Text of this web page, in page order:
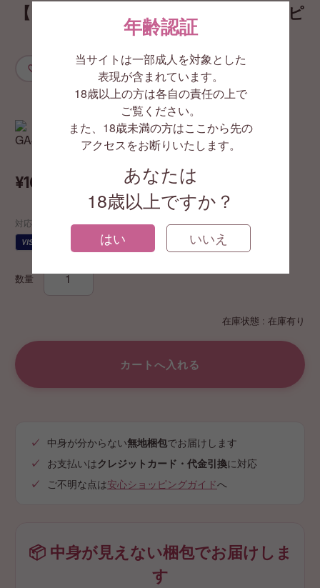
年齢認証
当サイトは一部成人を対象とした
表現が含まれています。
18歳以上の方は各自の責任の上で
ご覧ください。
また、18歳未満の方はここから先の
アクセスをお断りいたします。
あなたは
18歳以上ですか？
はい いいえ
【LELO（レロ）】 ドット トラベル ピ
ンク（DOT Travel）
お気に入りに追加
GA4386
在庫状態 : 在庫有り
¥16,500
対応する支払い方法
VISA JCB AMEX
数量
中身が分からない無地梱包でお届けします
お支払いはクレジットカード・代金引換に対応
ご不明な点は安心ショッピングガイドへ
📦 中身が見えない梱包でお届けしま
す